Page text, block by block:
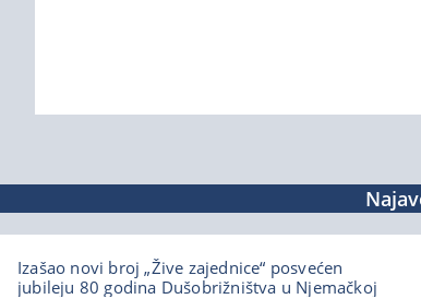
Izašao novi broj „Žive zajednice“ posvećen
jubileju 80 godina Dušobrižništva u Njemačkoj